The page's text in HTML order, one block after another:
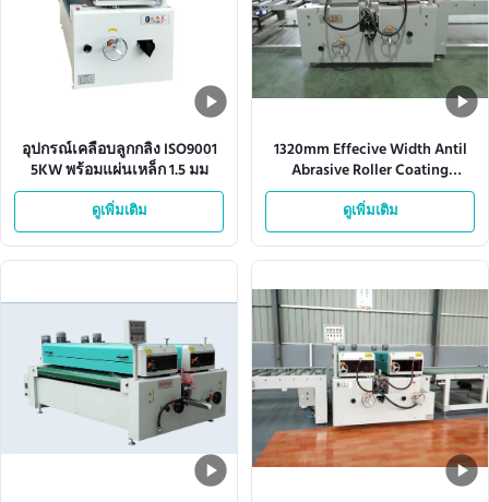
อุปกรณ์เคลือบลูกกลิ้ง ISO9001
5KW พร้อมแผ่นเหล็ก 1.5 มม
ดูเพิ่มเติม
1320mm Effecive Width Antil
Abrasive Roller Coating
Equipment 10KW
ดูเพิ่มเติม